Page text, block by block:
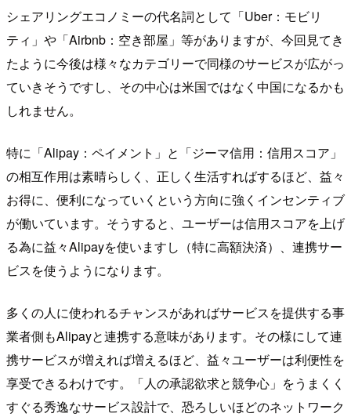
シェアリングエコノミーの代名詞として「Uber：モビリ
ティ」や「Airbnb：空き部屋」等がありますが、今回見てき
たように今後は様々なカテゴリーで同様のサービスが広がっ
ていきそうですし、その中心は米国ではなく中国になるかも
しれません。
特に「Alipay：ペイメント」と「ジーマ信用：信用スコア」
の相互作用は素晴らしく、正しく生活すればするほど、益々
お得に、便利になっていくという方向に強くインセンティブ
が働いています。そうすると、ユーザーは信用スコアを上げ
る為に益々Alipayを使いますし（特に高額決済）、連携サー
ビスを使うようになります。
多くの人に使われるチャンスがあればサービスを提供する事
業者側もAlipayと連携する意味があります。その様にして連
携サービスが増えれば増えるほど、益々ユーザーは利便性を
享受できるわけです。「人の承認欲求と競争心」をうまくく
すぐる秀逸なサービス設計で、恐ろしいほどのネットワーク